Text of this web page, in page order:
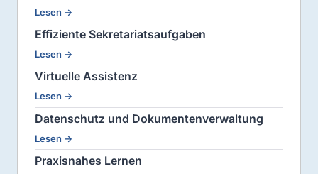
Lesen →
Effiziente Sekretariatsaufgaben
Lesen →
Virtuelle Assistenz
Lesen →
Datenschutz und Dokumentenverwaltung
Lesen →
Praxisnahes Lernen